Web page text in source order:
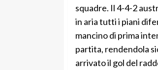
squadre. Il 4-4-2
in aria tutti i piani
mancino di prima
partita, rendendola
arrivato il gol del